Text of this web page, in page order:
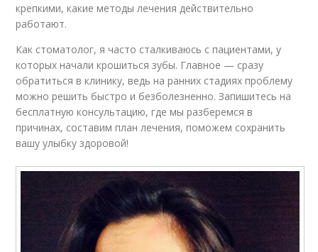
крепкими, какие методы лечения действительно
работают.
Как стоматолог, я часто сталкиваюсь с пациентами, у
которых начали крошиться зубы. Главное — сразу
обратиться в клинику, ведь на ранних стадиях проблему
можно решить быстро и безболезненно. Запишитесь на
бесплатную консультацию, где мы разберемся в
причинах, составим план лечения, поможем сохранить
вашу улыбку здоровой!